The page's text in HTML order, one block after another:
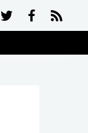
Japón